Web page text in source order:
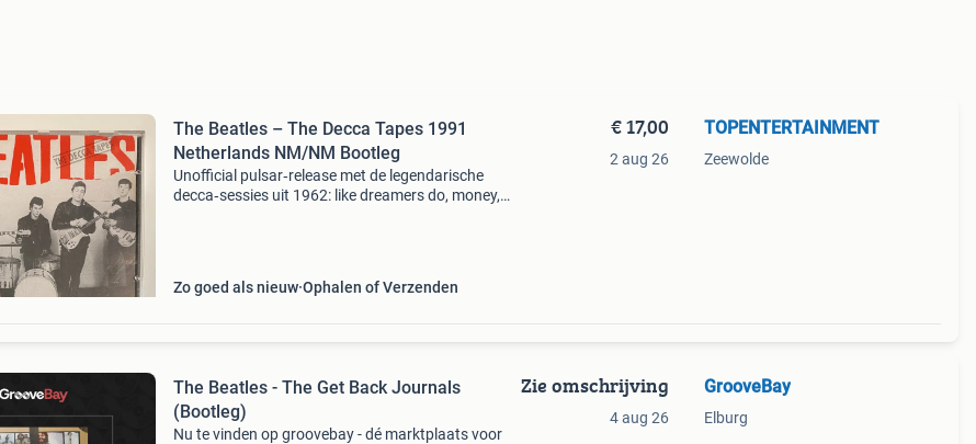
The Beatles – The Decca Tapes 1991
Netherlands NM/NM Bootleg
Unofficial pulsar‑release met de legendarische
decca‑sessies uit 1962: like dreamers do, money,
Zo goed als nieuw Ophalen of Verzenden
€ 17,00
2 aug 26
TOPENTERTAINMENT
Zeewolde
The Beatles - The Get Back Journals
(Bootleg)
Nu te vinden op groovebay - dé marktplaats voor
Zie omschrijving
4 aug 26
GrooveBay
Elburg